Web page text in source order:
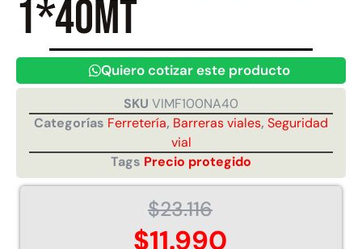
1*40mt
Quiero cotizar este producto
SKU VIMF100NA40
Categorías Ferretería, Barreras viales, Seguridad
vial
Tags Precio protegido
$23.116
$11.990
Leer más